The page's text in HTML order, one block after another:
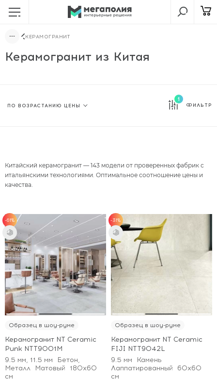
КЕРАМОГРАНИТ
Керамогранит из Китая
1
ФИЛЬТР
Китайский керамогранит — 143 модели от проверенных фабрик с
итальянскими технологиями. Оптимальное соотношение цены и
качества.
-61%
Образец в шоу-руме
Керамогранит NT Ceramic
Punk NTT9001M
9.5 мм, 11.5 мм
Бетон,
Металл
Матовый
180x60
см
-31%
Образец в шоу-руме
Керамогранит NT Ceramic
FIJI NTT9042L
9.5 мм
Камень
Лаппатированный
60x60
см